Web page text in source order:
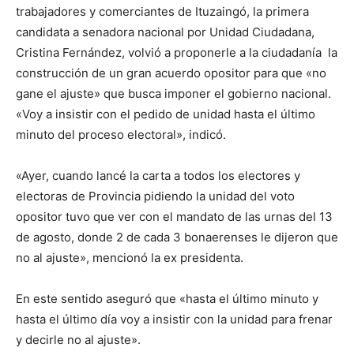
trabajadores y comerciantes de Ituzaingó, la primera
candidata a senadora nacional por Unidad Ciudadana,
Cristina Fernández, volvió a proponerle a la ciudadanía la
construcción de un gran acuerdo opositor para que «no
gane el ajuste» que busca imponer el gobierno nacional.
«Voy a insistir con el pedido de unidad hasta el último
minuto del proceso electoral», indicó.
«Ayer, cuando lancé la carta a todos los electores y
electoras de Provincia pidiendo la unidad del voto
opositor tuvo que ver con el mandato de las urnas del 13
de agosto, donde 2 de cada 3 bonaerenses le dijeron que
no al ajuste», mencionó la ex presidenta.
En este sentido aseguró que «hasta el último minuto y
hasta el último día voy a insistir con la unidad para frenar
y decirle no al ajuste».